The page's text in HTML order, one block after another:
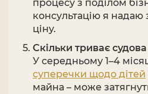
процесу з поділом
консультацію я надаю
ціну.
Скільки триває
У середньому 1–4
суперечки щодо дітей
майна – може